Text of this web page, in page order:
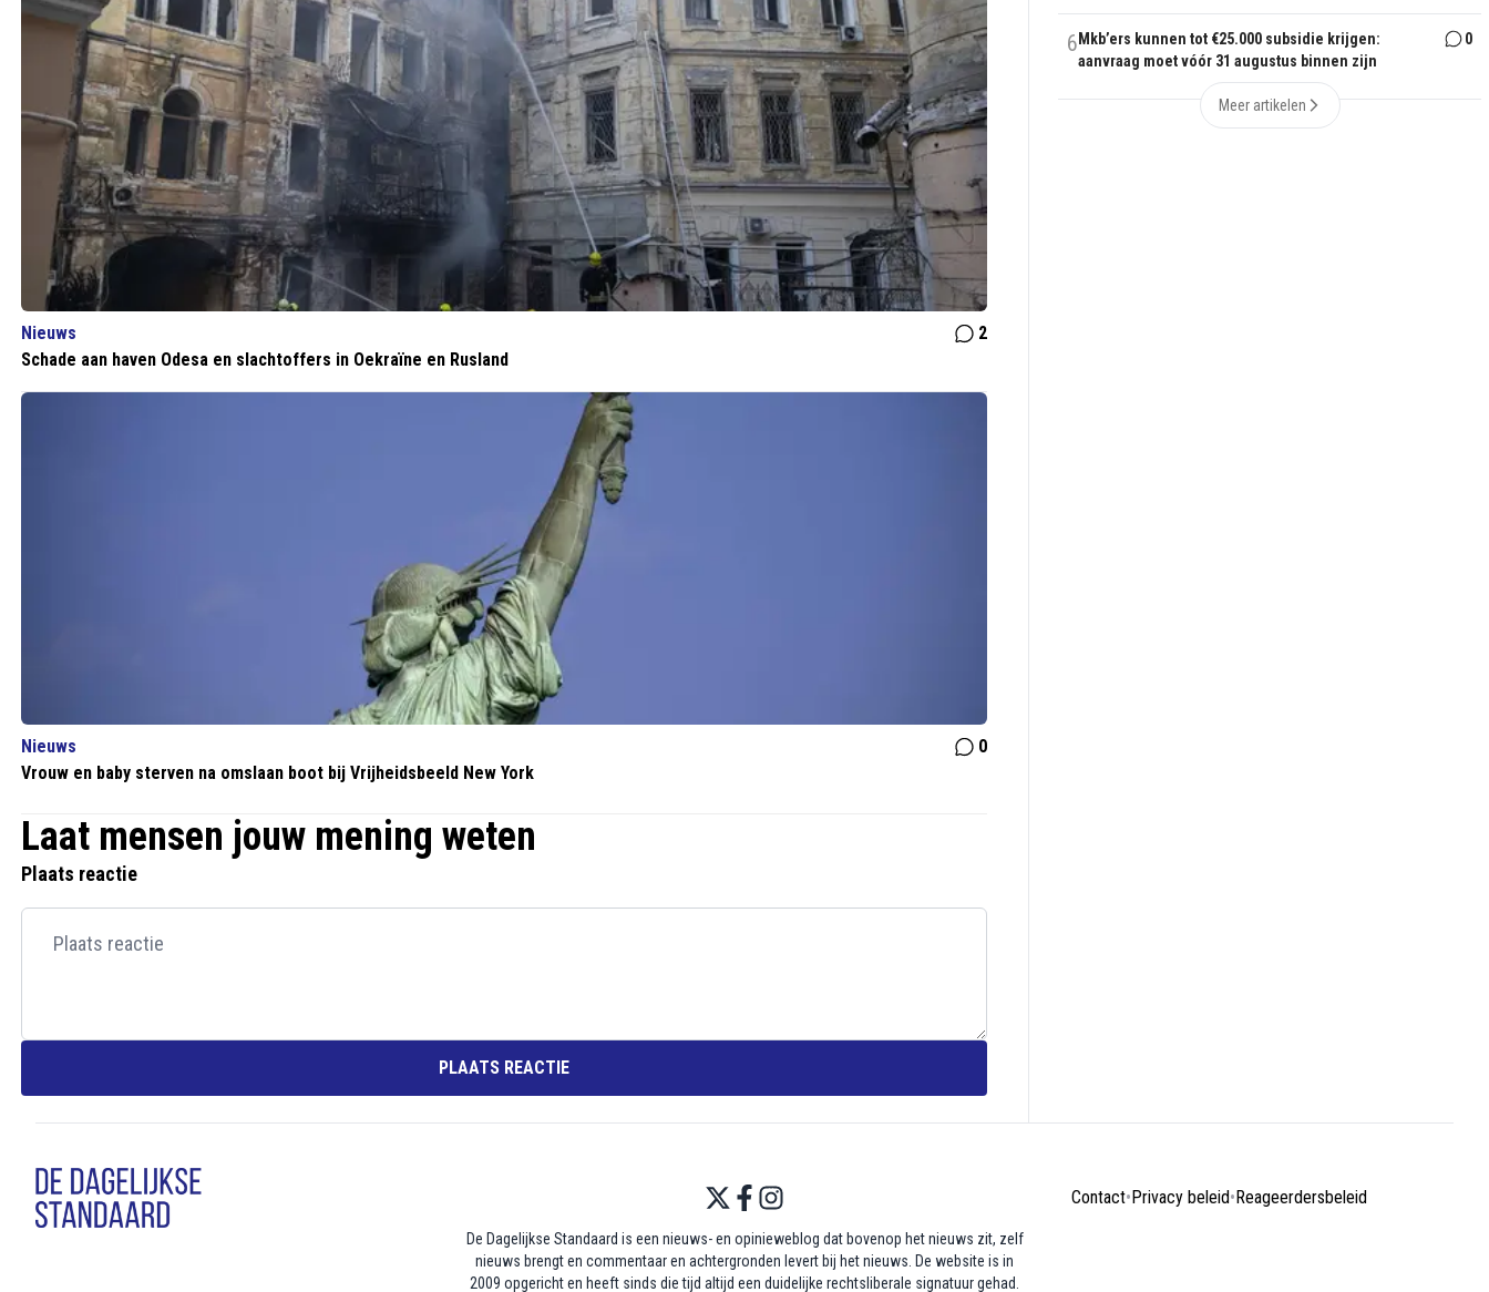
Nieuws
2
Schade aan haven Odesa en slachtoffers in Oekraïne en Rusland
Nieuws
0
Vrouw en baby sterven na omslaan boot bij Vrijheidsbeeld New York
Laat mensen jouw mening weten
Plaats reactie
PLAATS REACTIE
6 Mkb’ers kunnen tot €25.000 subsidie krijgen:
aanvraag moet vóór 31 augustus binnen zijn
0
Meer artikelen
Contact• Privacy beleid• Reageerdersbeleid
De Dagelijkse Standaard is een nieuws- en opinieweblog dat bovenop het nieuws zit, zelf
nieuws brengt en commentaar en achtergronden levert bij het nieuws. De website is in
2009 opgericht en heeft sinds die tijd altijd een duidelijke rechtsliberale signatuur gehad.